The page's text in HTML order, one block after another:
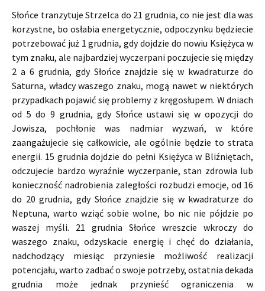
Słońce tranzytuje Strzelca do 21 grudnia, co nie jest dla was
korzystne, bo osłabia energetycznie, odpoczynku będziecie
potrzebować już 1 grudnia, gdy dojdzie do nowiu Księżyca w
tym znaku, ale najbardziej wyczerpani poczujecie się między
2 a 6 grudnia, gdy Słońce znajdzie się w kwadraturze do
Saturna, władcy waszego znaku, mogą nawet w niektórych
przypadkach pojawić się problemy z kręgosłupem. W dniach
od 5 do 9 grudnia, gdy Słońce ustawi się w opozycji do
Jowisza, pochłonie was nadmiar wyzwań, w które
zaangażujecie się całkowicie, ale ogólnie będzie to strata
energii. 15 grudnia dojdzie do pełni Księżyca w Bliźniętach,
odczujecie bardzo wyraźnie wyczerpanie, stan zdrowia lub
konieczność nadrobienia zaległości rozbudzi emocje, od 16
do 20 grudnia, gdy Słońce znajdzie się w kwadraturze do
Neptuna, warto wziąć sobie wolne, bo nic nie pójdzie po
waszej myśli. 21 grudnia Słońce wreszcie wkroczy do
waszego znaku, odzyskacie energię i chęć do działania,
nadchodzący miesiąc przyniesie możliwość realizacji
potencjału, warto zadbać o swoje potrzeby, ostatnia dekada
grudnia może jednak przynieść ograniczenia w